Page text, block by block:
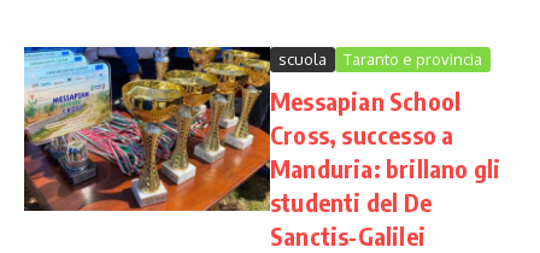
scuola Taranto e provincia
Messapian School
Cross, successo a
Manduria: brillano gli
studenti del De
Sanctis-Galilei